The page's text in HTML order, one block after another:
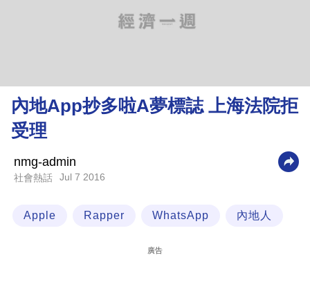
理
財
科
內地App抄多啦A夢標誌 上海法院拒
受理
nmg-admin
社會熱話 Jul 7 2016
Apple Rapper WhatsApp 內地人
廣告